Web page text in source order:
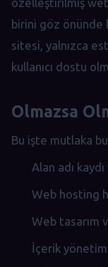
birini göz önünde
sitesi, yalnızca
kullanıcı dostu
Olmazsa
Bu işte mutlaka
Alan adı
Web hosting
Web tasarım
İçerik